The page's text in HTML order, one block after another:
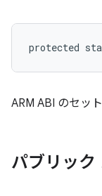
protected
ARM ABI のセット
パブリック